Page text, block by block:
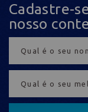
Cadastre-
nosso